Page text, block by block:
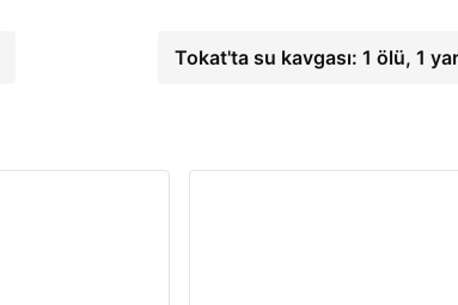
Tokat'ta su kavgası: 1 ölü, 1